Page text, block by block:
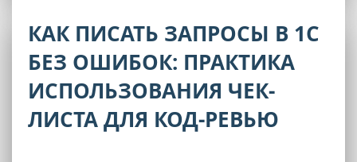
КАК ПИСАТЬ ЗАПРОСЫ В 1С
БЕЗ ОШИБОК: ПРАКТИКА
ИСПОЛЬЗОВАНИЯ ЧЕК-
ЛИСТА ДЛЯ КОД-РЕВЬЮ